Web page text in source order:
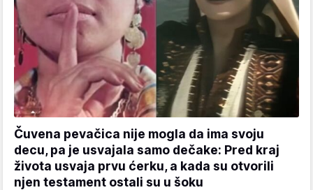
Čuvena pevačica nije mogla da ima svoju
decu, pa je usvajala samo dečake: Pred kraj
života usvaja prvu ćerku, a kada su otvorili
njen testament ostali su u šoku